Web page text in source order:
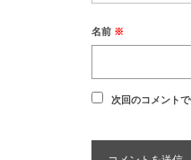
名前 ※
次回のコメント